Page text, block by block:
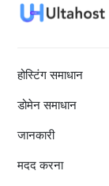
होस्टिंग समाधान
डोमेन समाधान
जानकारी
मदद करना